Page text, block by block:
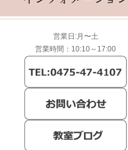
営業日:月〜土
営業時間：10:10～17:00